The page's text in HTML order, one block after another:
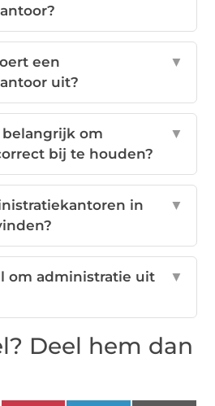
een
uit?
▼
om
bij te houden?
▼
in
▼
om administratie uit
▼
Deel hem dan